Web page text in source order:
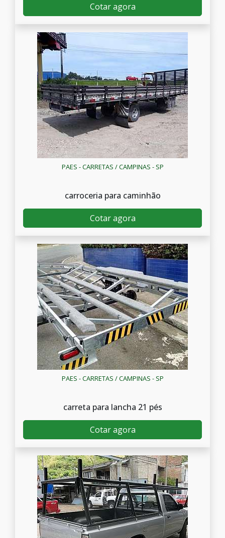
Cotar agora
PAES - CARRETAS / CAMPINAS - SP
carroceria para caminhão
Cotar agora
PAES - CARRETAS / CAMPINAS - SP
carreta para lancha 21 pés
Cotar agora